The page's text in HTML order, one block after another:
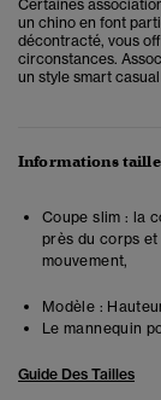
Certaines
un chino en font
décontracté, vous
circonstances.
un style smart
Informations
Coupe slim : la
près du corps
mouvement,
Modèle :
Le mannequin
Guide Des Tailles